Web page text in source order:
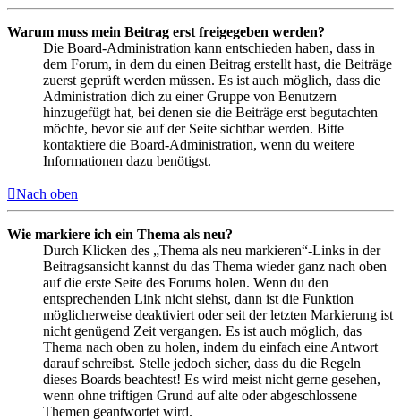
Warum muss mein Beitrag erst freigegeben werden?
Die Board-Administration kann entschieden haben, dass in
dem Forum, in dem du einen Beitrag erstellt hast, die Beiträge
zuerst geprüft werden müssen. Es ist auch möglich, dass die
Administration dich zu einer Gruppe von Benutzern
hinzugefügt hat, bei denen sie die Beiträge erst begutachten
möchte, bevor sie auf der Seite sichtbar werden. Bitte
kontaktiere die Board-Administration, wenn du weitere
Informationen dazu benötigst.
Nach oben
Wie markiere ich ein Thema als neu?
Durch Klicken des „Thema als neu markieren“-Links in der
Beitragsansicht kannst du das Thema wieder ganz nach oben
auf die erste Seite des Forums holen. Wenn du den
entsprechenden Link nicht siehst, dann ist die Funktion
möglicherweise deaktiviert oder seit der letzten Markierung ist
nicht genügend Zeit vergangen. Es ist auch möglich, das
Thema nach oben zu holen, indem du einfach eine Antwort
darauf schreibst. Stelle jedoch sicher, dass du die Regeln
dieses Boards beachtest! Es wird meist nicht gerne gesehen,
wenn ohne triftigen Grund auf alte oder abgeschlossene
Themen geantwortet wird.